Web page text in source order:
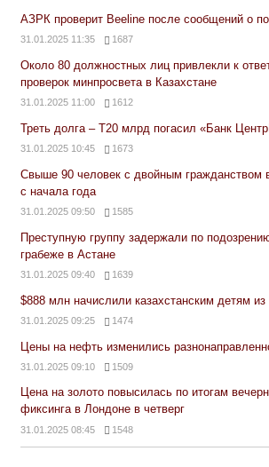
АЗРК проверит Beeline после сообщений о
31.01.2025 11:35 1687
Около 80 должностных лиц привлекли к
проверок минпросвета в Казахстане
31.01.2025 11:00 1612
Треть долга – Т20 млрд погасил «Банк
31.01.2025 10:45 1673
Свыше 90 человек с двойным гражданством
с начала года
31.01.2025 09:50 1585
Преступную группу задержали по
грабеже в Астане
31.01.2025 09:40 1639
$888 млн начислили казахстанским детям
31.01.2025 09:25 1474
Цены на нефть изменились
31.01.2025 09:10 1509
Цена на золото повысилась по итогам
фиксинга в Лондоне в четверг
31.01.2025 08:45 1548